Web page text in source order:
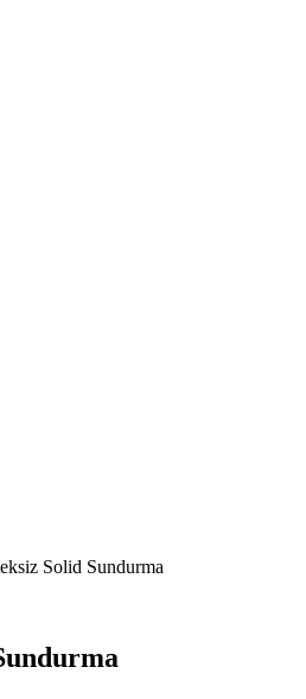
Solid Sundurma